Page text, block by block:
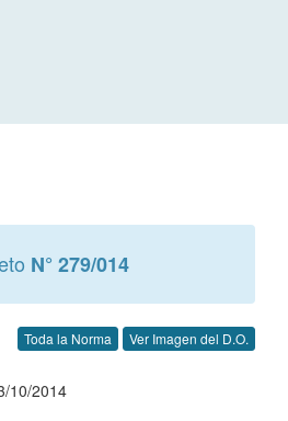
N° 279/014
Toda la Norma Ver Imagen del D.O.
10/2014